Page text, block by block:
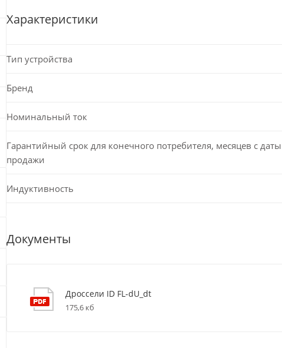
Характеристики
Тип устройства
Бренд
Номинальный ток
Гарантийный срок для конечного потребителя, месяцев с даты
продажи
Индуктивность
Документы
Дроссели ID FL-dU_dt
175,6 кб